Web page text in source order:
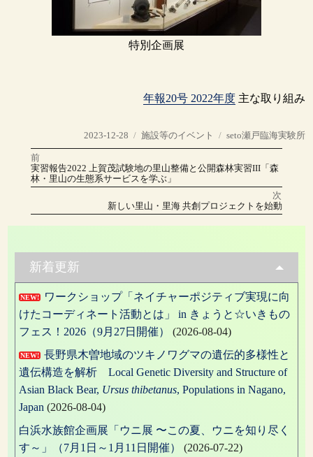
特別企画展
年報20号 2022年度主な取り組み
投
稿
日:
2023-12-28
カ
テ
ゴ
リ
施設等のイベント
タ
グ
seto瀬戸臨海実験所
投
稿
ゲ
ー
シ
ョ
前
前
の
投
実習報告2022 上賀茂試験地の里山整備と公開森林実習III「森
林・里山の生態系サービスを学ぶ」
次
の
新しい里山・里海 共創プロジェクトを始動
新着更新
NEW!
ワークショップ「ネイチャーポジティブ実現に向
けたコーディネート活動とは」 in きょうと☆いきもの
フェス！2026（9月27日開催）
(2026-08-04)
NEW!
長野県木曽地域のツキノワグマの遺伝的多様性と
遺伝構造を解析 Local Genetic Diversity and Structure of
Asian Black Bear, Ursus thibetanus, Populations in Nagano,
Japan (2026-08-04)
白浜水族館企画展「ウニ展 〜この夏、ウニを知り尽く
す～」（7月1日～1月11日開催）
(2026-07-22)